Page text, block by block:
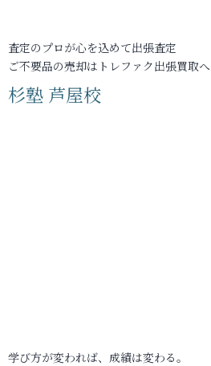
査定のプロが心を込めて出張査定
ご不要品の売却はトレファク出張買取へ
杉塾 芦屋校
学び方が変われば、成績は変わる。